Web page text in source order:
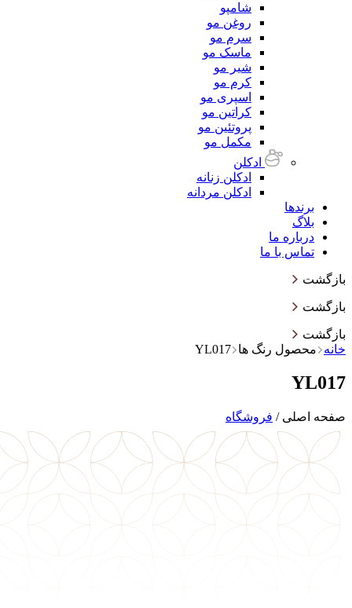
شامپو
روغن مو
سرم مو
ماسک مو
شیر مو
کرم مو
اسپری مو
کراتین مو
پروتئین مو
مکمل مو
ادکلن
ادکلن زنانه
ادکلن مردانه
برندها
بلاگ
درباره ما
تماس با ما
بازگشت
بازگشت
بازگشت
خانه
محصول رنگ ها YL017
YL017
صفحه اصلی / فروشگاه